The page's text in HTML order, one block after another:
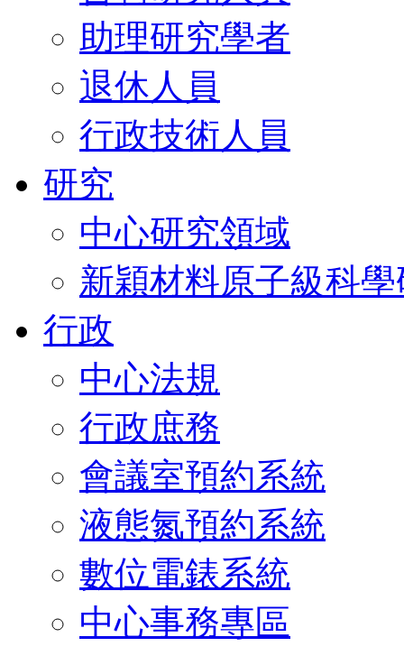
助理研究學者
退休人員
行政技術人員
研究
中心研究領域
新穎材料原子級科
行政
中心法規
行政庶務
會議室預約系統
液態氮預約系統
數位電錶系統
中心事務專區